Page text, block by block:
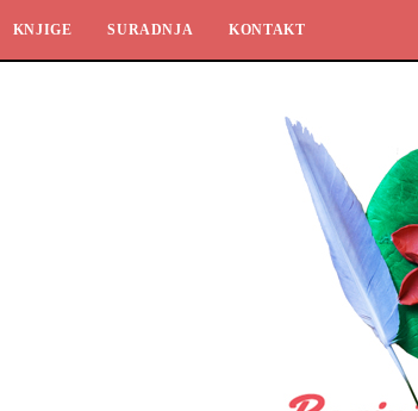
KNJIGE SURADNJA KONTAKT